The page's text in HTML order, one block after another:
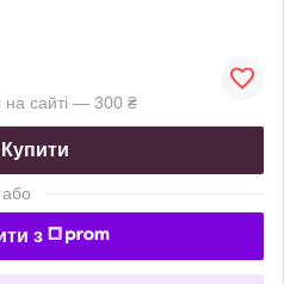
на сайті — 300 ₴
Купити
або
з